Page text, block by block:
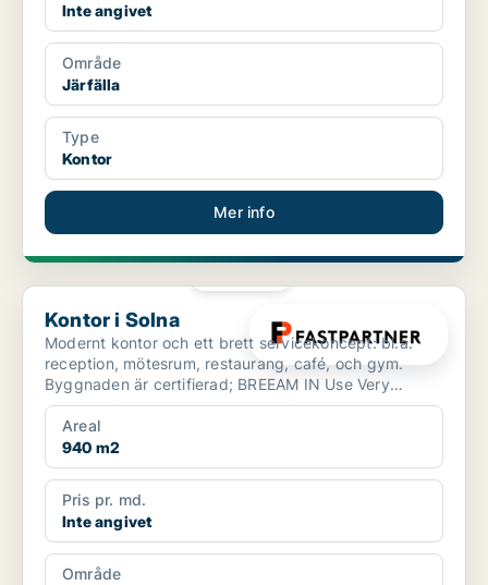
Inte angivet
Område
Järfälla
Type
Kontor
Mer info
Kontor i Solna
Kontor i Solna
Modernt kontor och ett brett servicekoncept: bl.a.
reception, mötesrum, restaurang, café, och gym.
Byggnaden är certifierad; BREEAM IN Use Very
GoodEtt moder...
Areal
940 m2
Pris pr. md.
Inte angivet
Område